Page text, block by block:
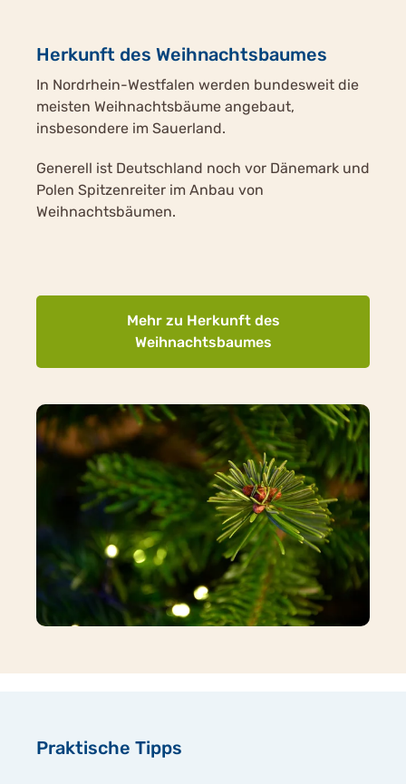
Herkunft des Weihnachtsbaumes
In Nordrhein-Westfalen werden bundesweit die
meisten Weihnachtsbäume angebaut,
insbesondere im Sauerland.
Generell ist Deutschland noch vor Dänemark und
Polen Spitzenreiter im Anbau von
Weihnachtsbäumen.
Mehr zu Herkunft des
Weihnachtsbaumes
Praktische Tipps